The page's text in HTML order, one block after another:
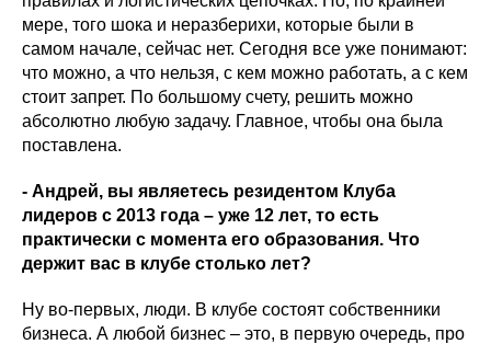
мере, того шока и неразберихи, которые были в
самом начале, сейчас нет. Сегодня все уже понимают:
что можно, а что нельзя, с кем можно работать, а с кем
стоит запрет. По большому счету, решить можно
абсолютно любую задачу. Главное, чтобы она была
поставлена.
- Андрей, вы являетесь резидентом Клуба
лидеров с 2013 года – уже 12 лет, то есть
практически с момента его образования. Что
держит вас в клубе столько лет?
Ну во-первых, люди. В клубе состоят собственники
бизнеса. А любой бизнес – это, в первую очередь, про